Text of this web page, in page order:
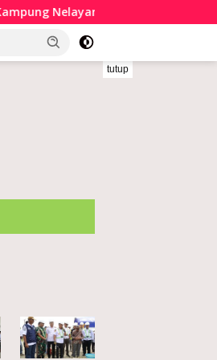
Nelayan Merah Putih di Muara
tutup